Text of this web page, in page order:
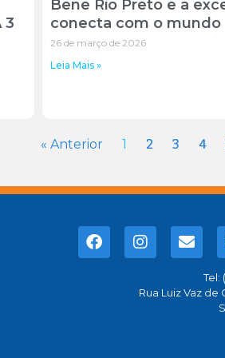
3
Bene Rio Preto e a
conecta com o mundo
26 de março de 2026
Leia Mais »
« Anterior 1 2 3 4
Tel:
Rua Luiz Vaz de